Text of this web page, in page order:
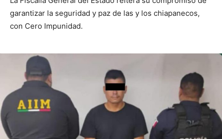
garantizar la seguridad y paz de las y los chiapanecos,
con Cero Impunidad.